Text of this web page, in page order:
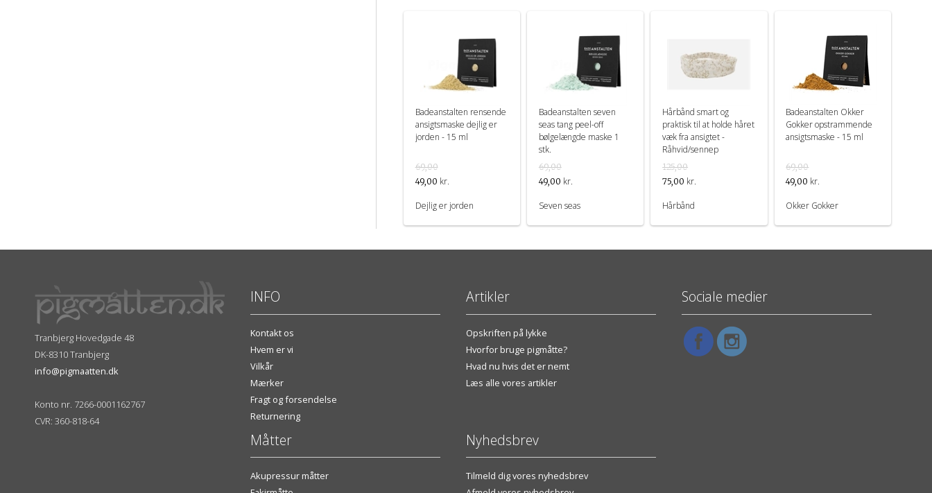
Badeanstalten rensende
ansigtsmaske dejlig er
jorden - 15 ml
69,00
49,00 kr.
Dejlig er jorden
Badeanstalten seven
seas tang peel-off
bølgelængde maske 1
stk.
69,00
49,00 kr.
Seven seas
Hårbånd smart og
praktisk til at holde håret
væk fra ansigtet -
Råhvid/sennep
125,00
75,00 kr.
Hårbånd
Badeanstalten Okker
Gokker opstrammende
ansigtsmaske - 15 ml
69,00
49,00 kr.
Okker Gokker
Tranbjerg Hovedgade 48
DK-8310 Tranbjerg
info@pigmaatten.dk
Konto nr. 7266-0001162767
CVR: 360-818-64
INFO
Kontakt os
Hvem er vi
Vilkår
Mærker
Fragt og forsendelse
Returnering
Måtter
Akupressur måtter
Artikler
Opskriften på lykke
Hvorfor bruge pigmåtte?
Hvad nu hvis det er nemt
Læs alle vores artikler
Nyhedsbrev
Tilmeld dig vores nyhedsbrev
Sociale medier